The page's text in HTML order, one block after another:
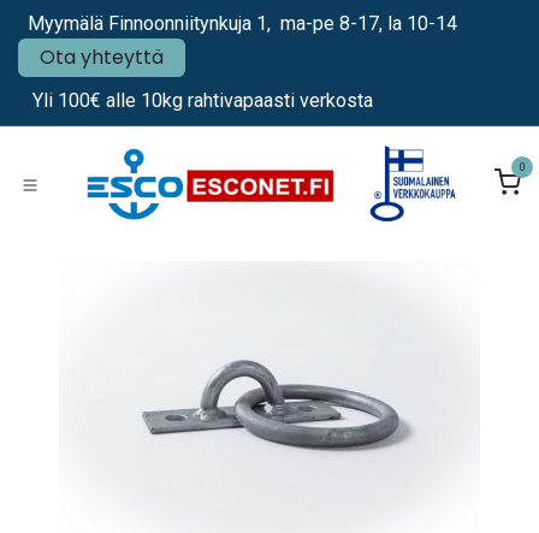
Siirry sisältöön
Myymälä Finnoonniitynkuja 1, ma-pe 8-17, la 10-14
Ota yhteyttä
Yli 100€ alle 10kg rahtivapaasti verkosta
0